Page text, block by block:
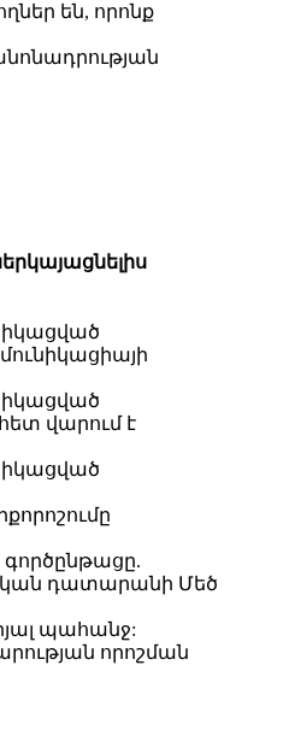
են, որոնք
վարում է
դատարանի Մեծ
պահանջ:
որոշման